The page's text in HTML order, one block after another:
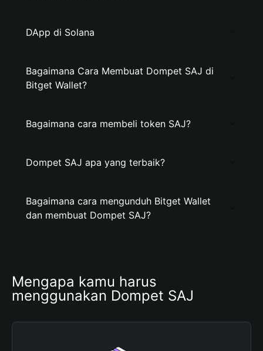
DApp di Solana
Bagaimana Cara Membuat Dompet SAJ di
Bitget Wallet?
Bagaimana cara membeli token SAJ?
Dompet SAJ apa yang terbaik?
Bagaimana cara mengunduh Bitget Wallet
dan membuat Dompet SAJ?
Mengapa kamu harus
menggunakan Dompet SAJ